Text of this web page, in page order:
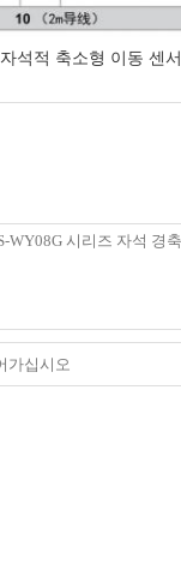
자석적 축소형 이동 센서